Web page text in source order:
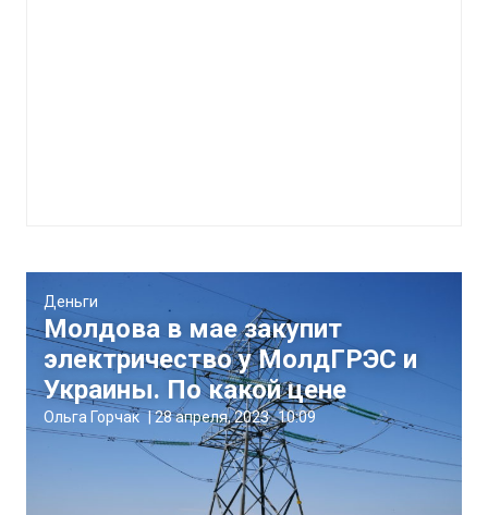
Деньги
Молдова в мае закупит
электричество у МолдГРЭС и
Украины. По какой цене
Ольга Горчак |28 апреля, 2023 10:09